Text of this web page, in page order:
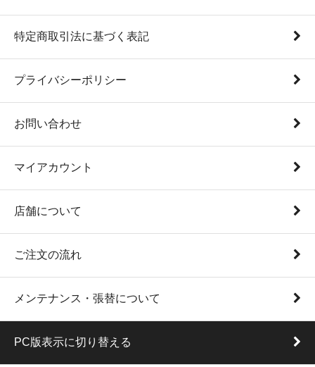
特定商取引法に基づく表記
プライバシーポリシー
お問い合わせ
マイアカウント
店舗について
ご注文の流れ
メンテナンス・張替について
PC版表示に切り替える